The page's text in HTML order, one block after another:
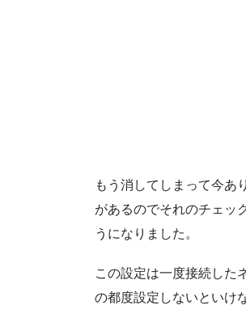
もう消してしまって今あ
があるのでそれのチェッ
うになりました。
この設定は一度接続した
の都度設定しないといけ